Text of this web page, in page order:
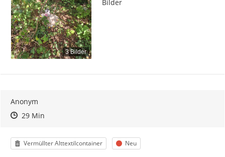
3 Bilder
Bilder
Anonym
Zeitpunkt des Erstellens
Zeitpunkt des Erstellens
29 MinZur Äußerung
Kategorie
Vermüllter Alttextilcontainer Status
Neu